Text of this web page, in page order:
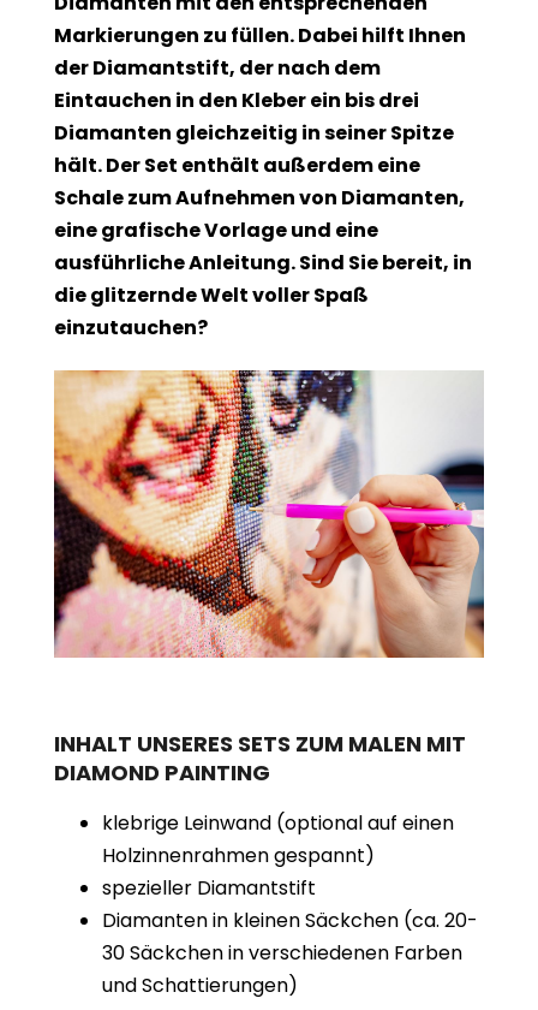
Markierungen zu füllen. Dabei hilft Ihnen
der Diamantstift, der nach dem
Eintauchen in den Kleber ein bis drei
Diamanten gleichzeitig in seiner Spitze
hält. Der Set enthält außerdem eine
Schale zum Aufnehmen von Diamanten,
eine grafische Vorlage und eine
ausführliche Anleitung. Sind Sie bereit, in
die glitzernde Welt voller Spaß
einzutauchen?
INHALT UNSERES SETS ZUM MALEN MIT
DIAMOND PAINTING
klebrige Leinwand (optional auf einen
Holzinnenrahmen gespannt)
spezieller Diamantstift
Diamanten in kleinen Säckchen (ca. 20-
30 Säckchen in verschiedenen Farben
und Schattierungen)